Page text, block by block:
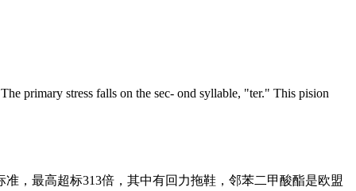
primary stress falls on the sec- ond syllable, "ter." This pision
，最高超标313倍，其中有回力拖鞋，邻苯二甲酸酯是欧盟